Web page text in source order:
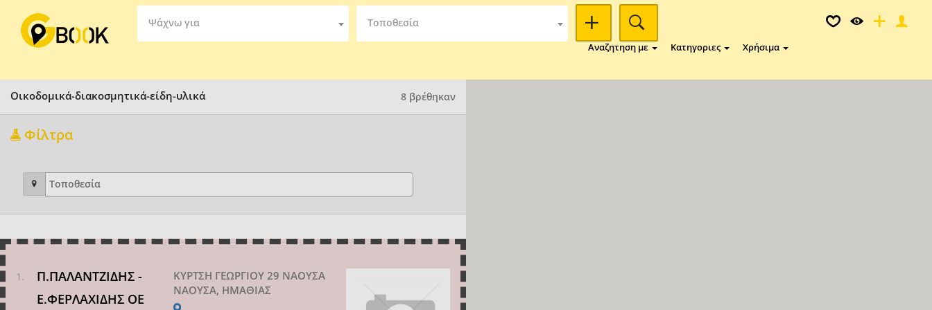
Ψάχνω για Τοποθεσία
Αναζητηση με Κατηγοριες Χρήσιμα
Οικοδομικά-διακοσμητικά-είδη-υλικά 8 βρέθηκαν
Φίλτρα
Π.ΠΑΛΑΝΤΖΙΔΗΣ -
Ε.ΦΕΡΛΑΧΙΔΗΣ ΟΕ
ΚΥΡΤΣΗ ΓΕΩΡΓΙΟΥ 29 ΝΑΟΥΣΑ
ΝΑΟΥΣΑ, ΗΜΑΘΙΑΣ